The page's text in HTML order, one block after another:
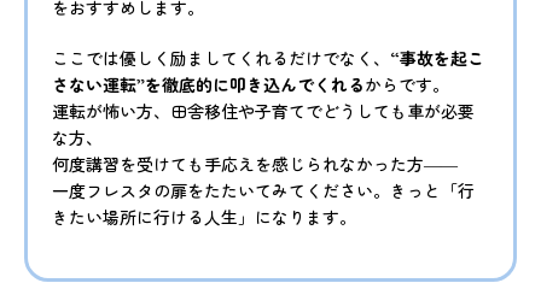
をおすすめします。
ここでは優しく励ましてくれるだけでなく、 “事故を起こ
さない運転”を徹底的に叩き込んでくれるからです。
運転が怖い方、田舎移住や子育てでどうしても車が必要
な方、
何度講習を受けても手応えを感じられなかった方――
一度フレスタの扉をたたいてみてください。きっと「行
きたい場所に行ける人生」になります。